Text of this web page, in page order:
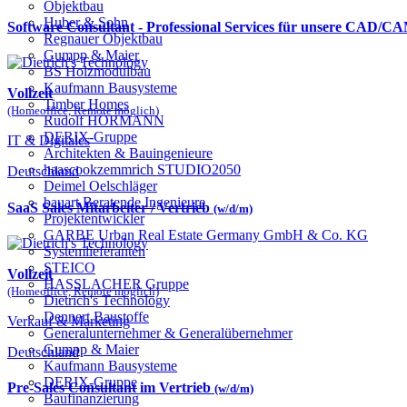
Objektbau
Huber & Sohn
Regnauer Objektbau
Gumpp & Maier
BS Holzmodulbau
Kaufmann Bausysteme
Timber Homes
Rudolf HÖRMANN
DERIX-Gruppe
Architekten & Bauingenieure
haascookzemmrich STUDIO2050
Deimel Oelschläger
bauart Beratende Ingenieure
Projektentwickler
GARBE Urban Real Estate Germany GmbH & Co. KG
Systemlieferanten
STEICO
HASSLACHER Gruppe
Dietrich's Technology
Dennert Baustoffe
Generalunternehmer & Generalübernehmer
Gumpp & Maier
Kaufmann Bausysteme
DERIX-Gruppe
Baufinanzierung
Software Consultant - Professional Services für unsere CAD/
Vollzeit
(Homeoffice, Remote möglich)
IT & Digitales
Deutschland
SaaS Sales Mitarbeiter / Vertrieb (w/d/m)
Vollzeit
(Homeoffice, Remote möglich)
Verkauf & Marketing
Deutschland
Pre-Sales Consultant im Vertrieb (w/d/m)